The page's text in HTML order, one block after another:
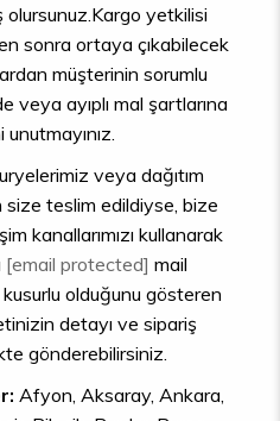
yetkilisi
sonra ortaya çıkabilecek
müşterinin sorumlu
veya ayıplı mal şartlarına
veya dağıtım
size teslim edildiyse, bize
kanallarımızı kullanarak
[email protected] mail
olduğunu gösteren
detayı ve sipariş
gönderebilirsiniz.
Afyon, Aksaray, Ankara,